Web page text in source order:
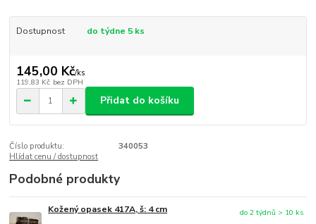
Dostupnost do týdne 5 ks
145,00 Kč/ks
119,83 Kč bez DPH
Přidat do košíku
Číslo produktu:
340053
Hlídat cenu / dostupnost
Podobné produkty
Kožený opasek 417A, š: 4 cm
do 2 týdnů > 10 ks